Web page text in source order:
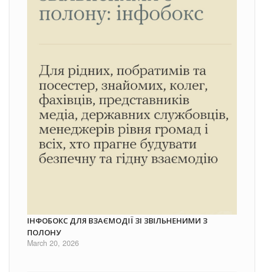
ІНФОБОКС ДЛЯ ВЗАЄМОДІЇ ЗІ ЗВІЛЬНЕНИМИ З
ПОЛОНУ
March 20, 2026